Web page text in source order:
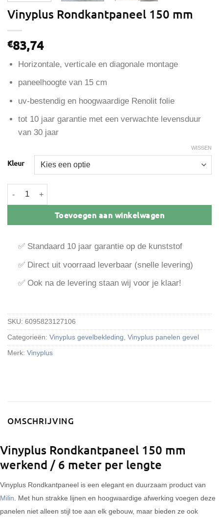
Vinyplus Rondkantpaneel 150 mm
€83,74
Horizontale, verticale en diagonale montage
paneelhoogte van 15 cm
uv-bestendig en hoogwaardige Renolit folie
tot 10 jaar garantie met een verwachte levensduur
van 30 jaar
Kleur
WISSEN
Vinyplus Rondkantpaneel 150 mm aantal
Toevoegen aan winkelwagen
✅ Standaard 10 jaar garantie op de kunststof
✅ Direct uit voorraad leverbaar (snelle levering)
✅ Ook na de levering staan wij voor je klaar!
SKU: 6095823127106
Categorieën: Vinyplus gevelbekleding Vinyplus panelen gevel
Merk: Vinyplus
OMSCHRIJVING
Vinyplus Rondkantpaneel 150 mm
werkend / 6 meter per lengte
Vinyplus Rondkantpaneel is een elegant en duurzaam product van
Milin . Met hun strakke lijnen en hoogwaardige afwerking voegen deze
panelen niet alleen stijl toe aan elk gebouw, maar bieden ze ook